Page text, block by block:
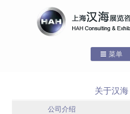
菜单
关于汉海
公司介绍